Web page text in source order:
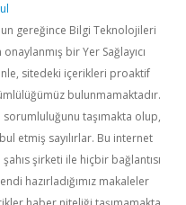
gereğince Bilgi Teknolojileri
bir Yer Sağlayıcı
sitedeki içerikleri proaktif
bulunmamaktadır.
taşımakta olup,
etmiş sayılırlar. Bu internet
şirketi ile hiçbir bağlantısı
hazırladığımız makaleler